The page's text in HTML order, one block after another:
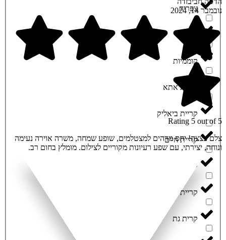
צפריה
קוממיות
קריית אתא
קריית ביאליק
קריית חיים
קריית ים
קריית מוצקין
קרית גת
נובמבר 14, 2024
Rating 5 out of 5
צלם פצצה! יחס מדהים למצטלמים, שופע שמחה, משרה אוירה נעימה
ונוחה, יצירתי, עם שפע רעיונות מקוריים לצילום. מומלץ בחום רב.